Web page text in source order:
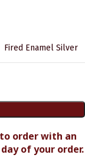
Fired Enamel Silver
order with an
of your order.